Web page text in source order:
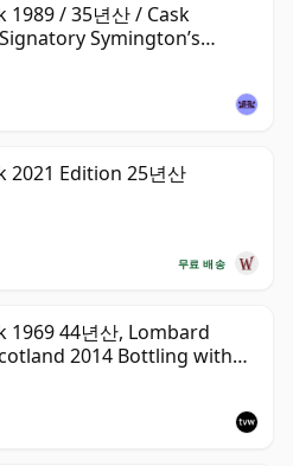
1989 / 35년산 / Cask
Symington’s
2021 Edition 25년산
무료 배송
1969 44년산, Lombard
2014 Bottling with